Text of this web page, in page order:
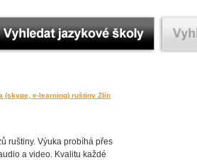
(skype, e-learning) ruštiny Zlín
ruštiny. Výuka probíhá přes
a video. Kvalitu každé